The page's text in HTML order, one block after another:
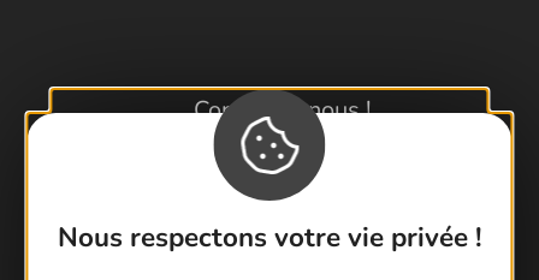
Nous respectons votre vie privée !
Contactez-nous !
Foire aux questions
Brochures
Latitude Gard